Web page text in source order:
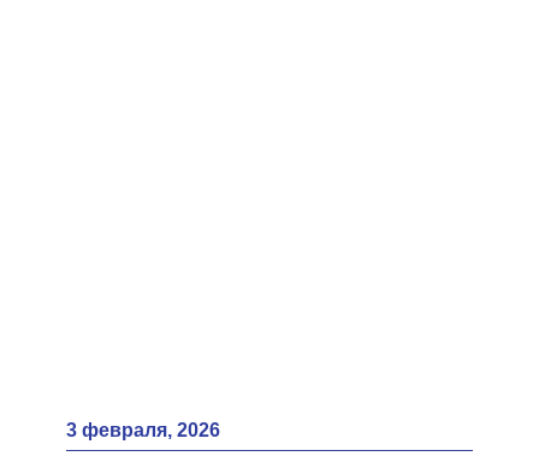
3 февраля, 2026